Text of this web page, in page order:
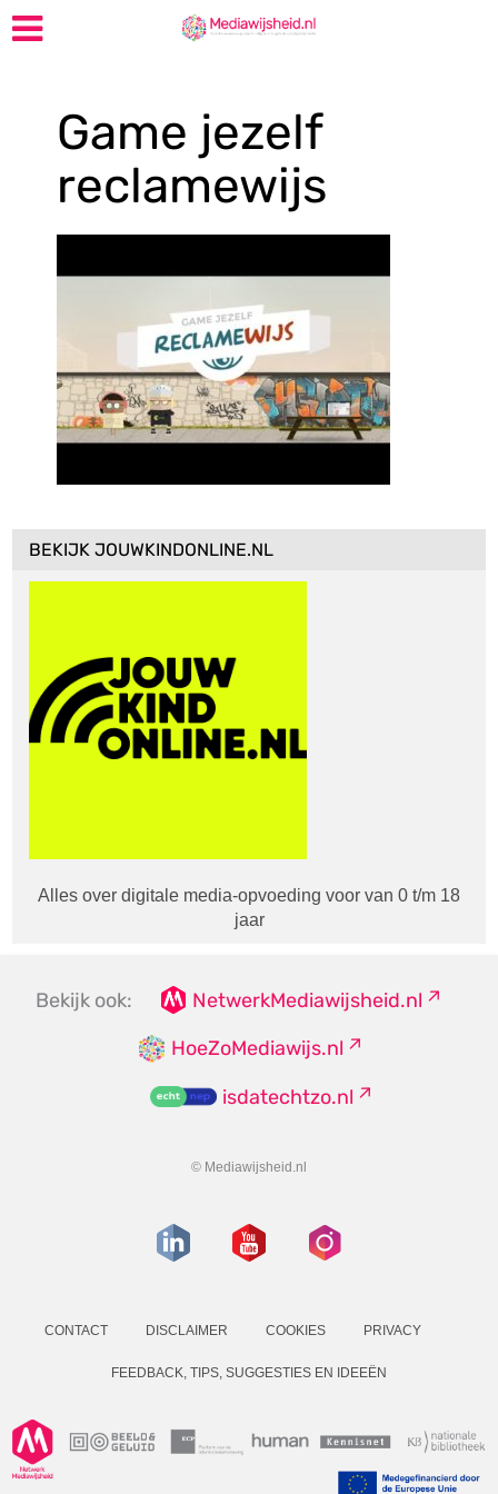
Game jezelf
reclamewijs
BEKIJK JOUWKINDONLINE.NL
Alles over digitale media-opvoeding voor van 0 t/m 18
jaar
Bekijk ook:
NetwerkMediawijsheid.nl
HoeZoMediawijs.nl
isdatechtzo.nl
© Mediawijsheid.nl
CONTACT DISCLAIMER COOKIES PRIVACY
FEEDBACK, TIPS, SUGGESTIES EN IDEEËN